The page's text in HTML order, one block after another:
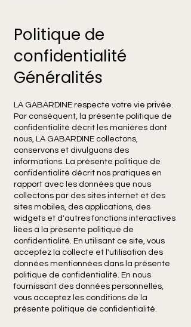
Politique de
confidentialité
Généralités
LA GABARDINE respecte votre vie privée.
Par conséquent, la présente politique de
confidentialité décrit les manières dont
nous, LA GABARDINE collectons,
conservons et divulguons des
informations. La présente politique de
confidentialité décrit nos pratiques en
rapport avec les données que nous
collectons par des sites internet et des
sites mobiles, des applications, des
widgets et d'autres fonctions interactives
liées à la présente politique de
confidentialité. En utilisant ce site, vous
acceptez la collecte et l'utilisation des
données mentionnées dans la présente
politique de confidentialité. En nous
fournissant des données personnelles,
vous acceptez les conditions de la
présente politique de confidentialité.